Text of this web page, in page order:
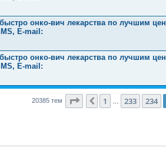
онко-вич лекарства по лучшим
E-mail:
онко-вич лекарства по лучшим
E-mail:
20385 тем Страница 235из 816
Пред.
1 233 234